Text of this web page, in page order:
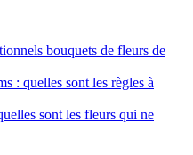
bouquets de fleurs de
: quelles sont les règles à
sont les fleurs qui ne